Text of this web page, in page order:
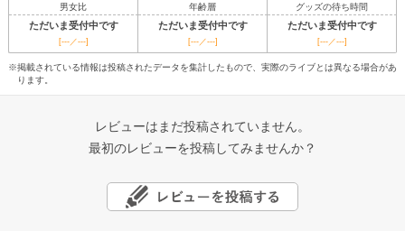
男女比 年齢層 グッズの待ち時間
ただいま受付中です ただいま受付中です ただいま受付中です
[---／---] [---／---] [---／---]
※掲載されている情報は投稿されたデータを集計したもので、実際のライブとは異なる場合があ
ります。
レビューはまだ投稿されていません。
最初のレビューを投稿してみませんか？